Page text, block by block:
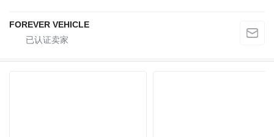
FOREVER VEHICLE